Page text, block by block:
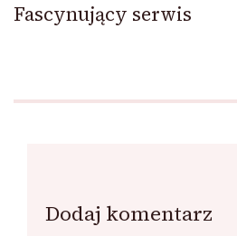
Fascynujący serwis
Dodaj komentarz